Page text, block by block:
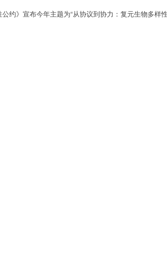
》宣布今年主题为“从协议到协力：复元生物多样性